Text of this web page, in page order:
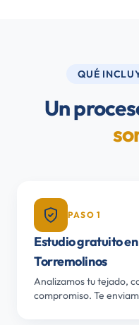
QUÉ
Un
PASO 1
Estudio gratuito
Torremolinos
Analizamos tu tejado,
compromiso. Te